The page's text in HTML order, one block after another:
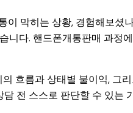
막히는 상황, 경험해보셨
니다. 핸드폰개통판매 과
흐름과 상태별 불이익, 그
전 스스로 판단할 수 있는